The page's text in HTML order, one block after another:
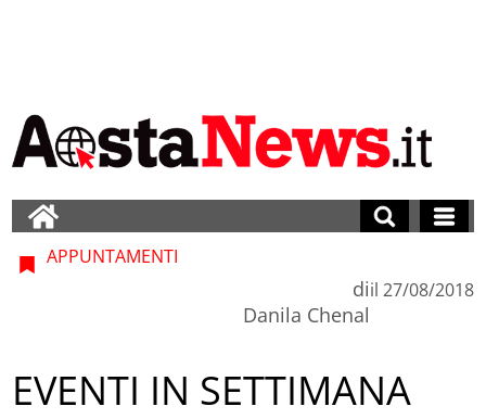
APPUNTAMENTI
di
Danila Chenal
il 27/08/2018
EVENTI IN SETTIMANA